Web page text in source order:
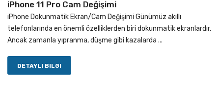
iPhone 11 Pro Cam Değişimi
iPhone Dokunmatik Ekran/Cam Değişimi Günümüz akıllı
telefonlarında en önemli özelliklerden biri dokunmatik ekranlardır.
Ancak zamanla yıpranma, düşme gibi kazalarda ...
DETAYLI BILGI